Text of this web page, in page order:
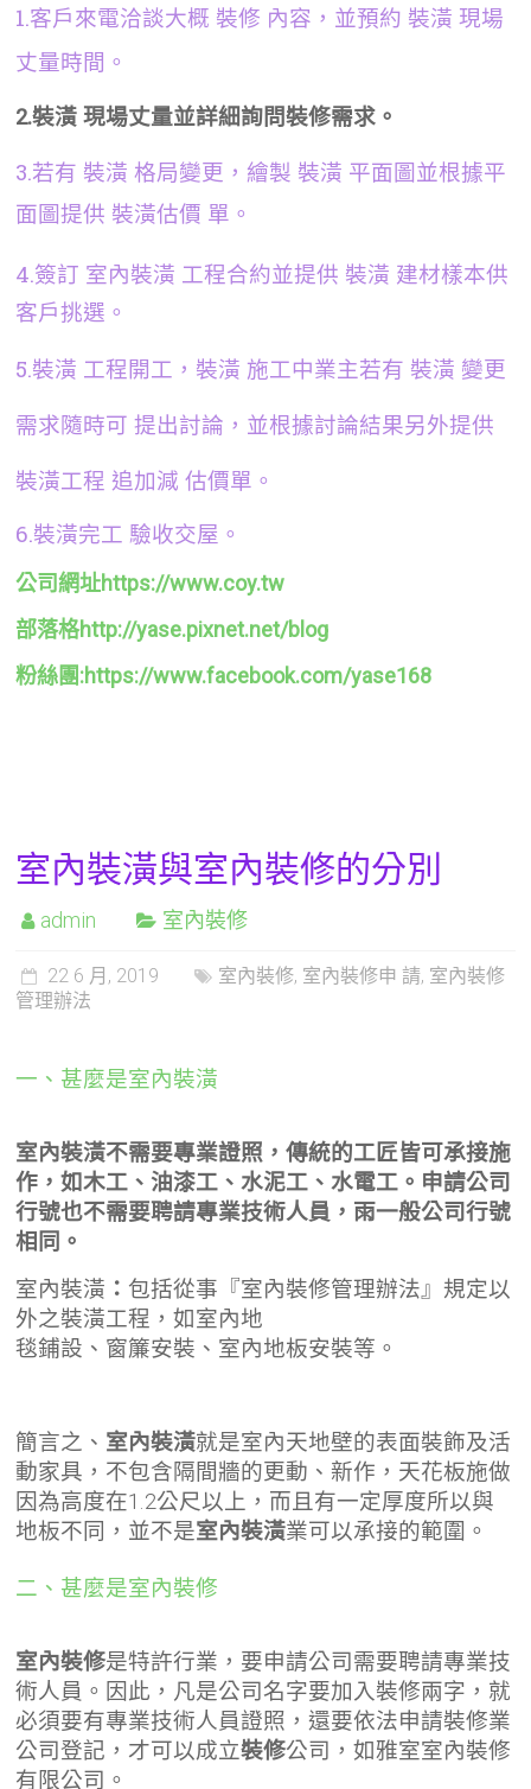
1.客戶來電洽談大概 裝修 內容，並預約 裝潢 現場
丈量時間。
2.裝潢 現場丈量並詳細詢問裝修需求。
3.若有 裝潢 格局變更，繪製 裝潢 平面圖並根據平
面圖提供 裝潢估價 單。
4.簽訂 室內裝潢 工程合約並提供 裝潢 建材樣本供
客戶挑選。
5.裝潢 工程開工，裝潢 施工中業主若有 裝潢 變更
需求隨時可 提出討論，並根據討論結果另外提供
裝潢工程 追加減 估價單。
6.裝潢完工 驗收交屋。
公司網址https://www.coy.tw
部落格http://yase.pixnet.net/blog
粉絲團:https://www.facebook.com/yase168
室內裝潢與室內裝修的分別
admin 室內裝修
22 6 月, 2019 室內裝修, 室內裝修申 請, 室內裝修
管理辦法
一、甚麼是室內裝潢
室內裝潢不需要專業證照，傳統的工匠皆可承接施
作，如木工、油漆工、水泥工、水電工。申請公司
行號也不需要聘請專業技術人員，雨一般公司行號
相同。
室內裝潢 ： 包括從事『室內裝修管理辦法』規定以
外之裝潢工程，如室內地
毯鋪設、窗簾安裝、室內地板安裝等。
簡言之、 室內裝潢就是室內天地壁的表面裝飾及活
動家具，不包含隔間牆的更動、新作，天花板施做
因為高度在1.2公尺以上，而且有一定厚度所以與
地板不同，並不是室內裝潢業可以承接的範圍。
二、甚麼是室內裝修
室內裝修是特許行業，要申請公司需要聘請專業技
術人員。因此，凡是公司名字要加入裝修兩字，就
必須要有專業技術人員證照，還要依法申請裝修業
公司登記，才可以成立裝修公司，如雅室室內裝修
有限公司。